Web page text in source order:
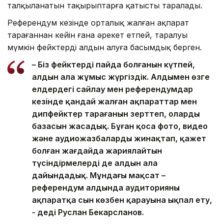
талқыланатын тақырыптарға қатысты таралады.
Референдум кезінде орталық жалған ақпарат
тарағаннан кейін ғана әрекет етпей, таралуы
мүмкін фейктердің алдын алуға басымдық берген.
– Біз фейктердің пайда болғанын күтпей,
алдын ала жұмыс жүргіздік. Алдымен өзге
елдердегі сайлау мен референдумдар
кезінде қандай жалған ақпараттар мен
дипфейктер тарағанын зерттеп, олардың
базасын жасадық. Бұған қоса фото, видео
және аудиожазбаларды жинақтап, қажет
болған жағдайда жариялайтын
түсіндірмелерді де алдын ала
дайындадық. Мұндағы мақсат –
референдум алдында аудиторияның
ақпаратқа сын көзбен қарауына ықпал ету,
- деді Руслан Бекарсланов.